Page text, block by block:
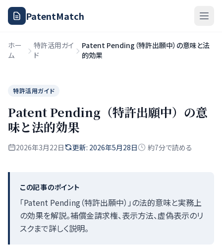
PatentMatch
ホー
ム
特許活用ガイ
ド
Patent Pending（特許出願中）の意味と法
的効果
特許活用ガイド
Patent Pending（特許出願中）の意
味と法的効果
2026年3月22日 更新: 2026年5月28日 約7分で読める
この記事のポイント
「Patent Pending（特許出願中）」の法的意味と実務上
の効果を解説。補償金請求権、表示方法、虚偽表示のリ
スクまで詳しく説明。